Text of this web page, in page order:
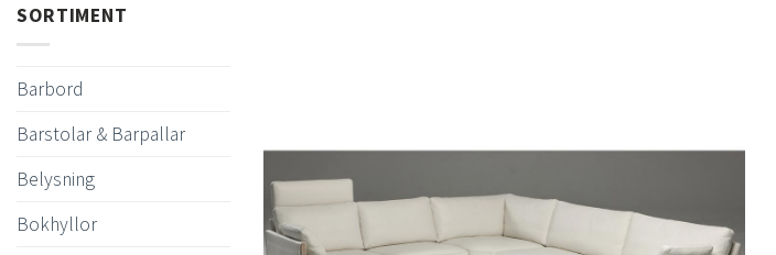
SORTIMENT
Barbord
Barstolar & Barpallar
Belysning
Bokhyllor
till i